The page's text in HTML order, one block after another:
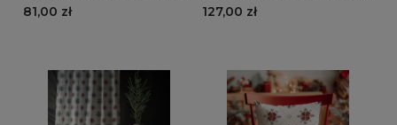
Zimowe kamieniczki
81,00 zł
Zimowe kamieniczki
127,00 zł